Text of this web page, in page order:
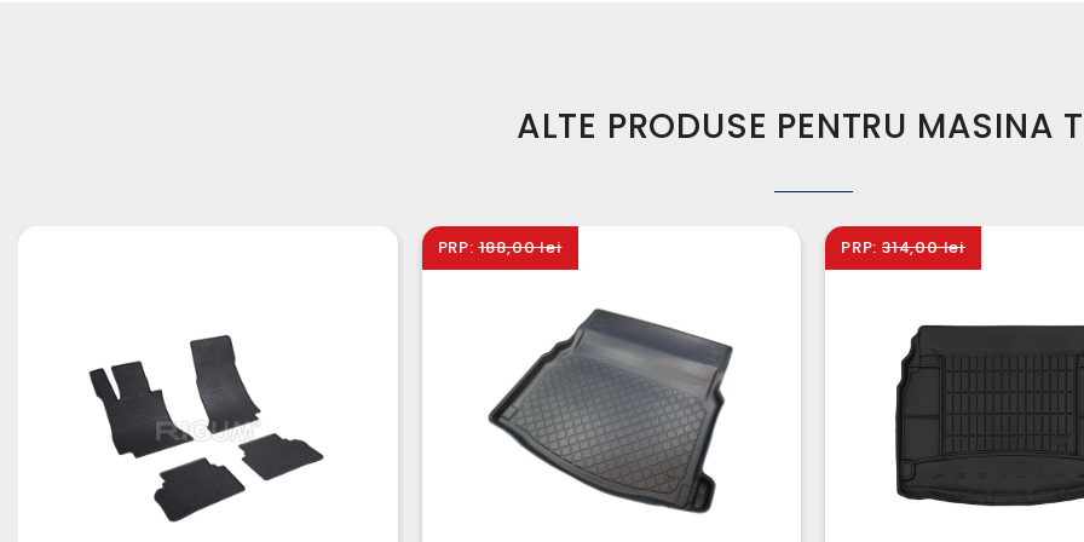
ALTE PRODUSE PENTRU MASINA
PRP:188,00 lei PRP: 314,00 lei